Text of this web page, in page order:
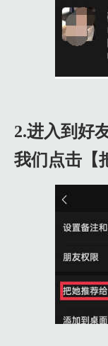
2.进入到好
我们点击【